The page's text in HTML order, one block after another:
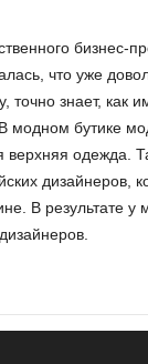
бизнес-
что уже
знает, как
бутике
одежда.
дизайнеров,
В результате у